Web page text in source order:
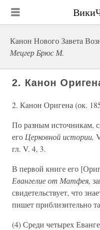
Канон Нового Завета
Мецгер Брюс М.
2. Канон
2. Канон Оригена (ок.
По разным источникам,
его Церковной истории,
гл. V. 4, 3.
В первой книге его
Евангелие от Матфея,
свидетельствует, что
пишет приблизительно
(4) Среди четырех